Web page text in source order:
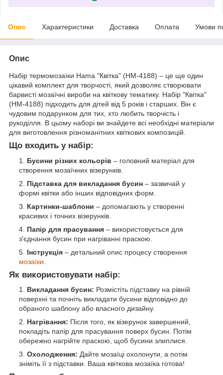
Опис Характеристики Доставка Оплата Умови
Опис
Набір термомозаїки Hama "Квітка" (HM-4188) – це ще один
цікавий комплект для творчості, який дозволяє створювати
барвисті мозаїчні вироби на квіткову тематику. Набір "Квітка"
(HM-4188) підходить для дітей від 5 років і старших. Він є
чудовим подарунком для тих, хто любить творчість і
рукоділля. В цьому наборі ви знайдете всі необхідні матеріали
для виготовлення різноманітних квіткових композицій.
Що входить у набір:
Бусини різних кольорів – головний матеріал для
створення мозаїчних візерунків.
Підставка для викладання бусин – зазвичай у
формі квітки або інших відповідних форм.
Картинки-шаблони – допомагають у створенні
красивих і точних візерунків.
Папір для прасування – використовується для
з'єднання бусин при нагріванні праскою.
Інструкція – детальний опис процесу створення
мозаїки
Як використовувати набір:
Викладання бусин: Розмістіть підставку на рівній
поверхні та почніть викладати бусини відповідно до
обраного шаблону або власного дизайну.
Нагрівання: Після того, як візерунок завершений,
покладіть папір для прасування поверх бусин. Потім
обережно нагрійте праскою, щоб бусини злиплися.
Охолодження: Дайте мозаїці охолонути, а потім
зніміть її з підставки. Ваша квіткова мозаїка готова!